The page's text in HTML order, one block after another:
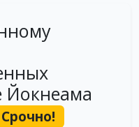
Йокнеама
Срочно!